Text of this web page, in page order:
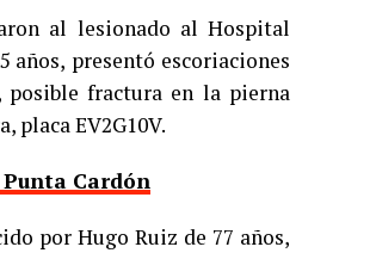
al lesionado al Hospital
presentó escoriaciones
fractura en la pierna
placa EV2G10V.
Cardón
por Hugo Ruiz de 77 años,